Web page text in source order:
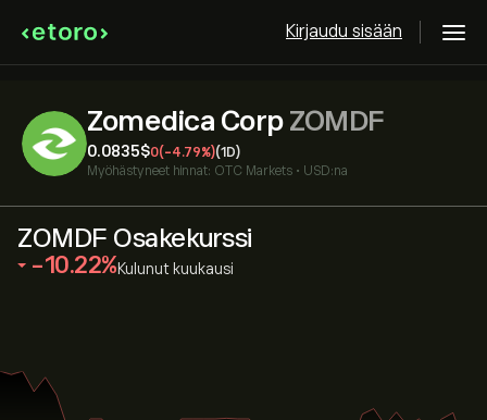
Kirjaudu sisään
Zomedica Corp ZOMDF
0.0835‎$‎0(-4.79%)(1D)
Myöhästyneet hinnat: OTC Markets • USD:na
ZOMDF Osakekurssi
‎-10.22‎ Kulunut kuukausi